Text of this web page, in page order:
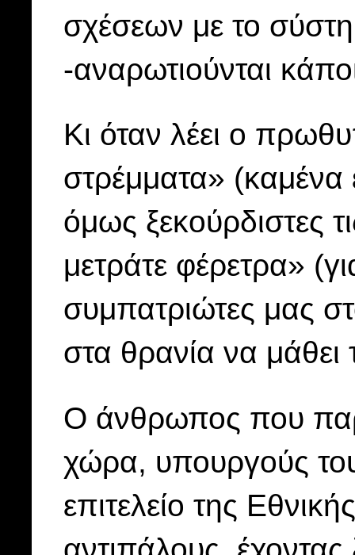
σχέσεων με το
-αναρωτιούνται
Κι όταν λέει ο
στρέμματα»
όμως ξεκούρδιστες
μετράτε φέρετρα»
συμπατριώτες μας
στα θρανία να μάθει
Ο άνθρωπος που
χώρα, υπουργούς
επιτελείο της